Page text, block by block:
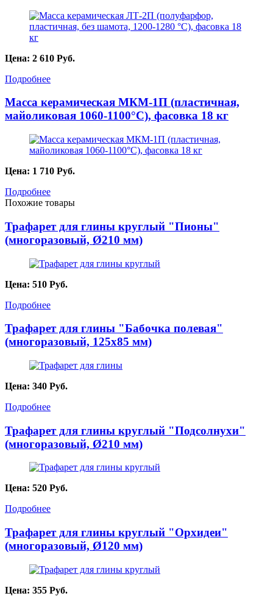
Цена: 2 610 Руб.
Подробнее
Масса керамическая МКМ-1П (пластичная,
майоликовая 1060-1100°С), фасовка 18 кг
Цена: 1 710 Руб.
Подробнее
Похожие товары
Трафарет для глины круглый "Пионы"
(многоразовый, Ø210 мм)
Цена: 510 Руб.
Подробнее
Трафарет для глины "Бабочка полевая"
(многоразовый, 125х85 мм)
Цена: 340 Руб.
Подробнее
Трафарет для глины круглый "Подсолнухи"
(многоразовый, Ø210 мм)
Цена: 520 Руб.
Подробнее
Трафарет для глины круглый "Орхидеи"
(многоразовый, Ø120 мм)
Цена: 355 Руб.